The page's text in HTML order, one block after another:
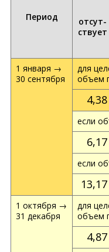
Период
отсут­
ствует
1 января →
30 сентября
для
объем
4,38
если
6,17
если
13,17
1 октября →
31 декабря
для
объем
4,87